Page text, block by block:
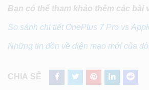
Bạn có thể tham khảo thêm các bài
So sánh chi tiết OnePlus 7 Pro vs
Những tin đồn về diện mạo mới của
CHIA SẺ